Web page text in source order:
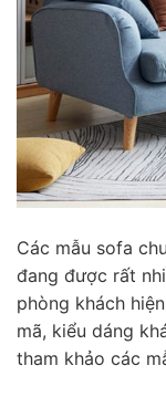
Các mẫu sofa
đang được rất
phòng khách
mã, kiểu dáng
tham khảo các